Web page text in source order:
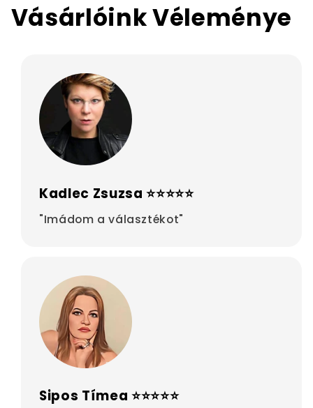
Vásárlóink Véleménye
Kadlec Zsuzsa ⭐⭐⭐⭐⭐
"Imádom a választékot"
Sipos Tímea ⭐⭐⭐⭐⭐